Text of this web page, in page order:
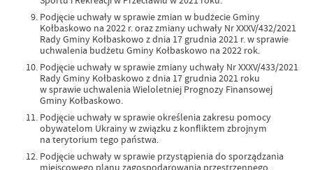
Podjęcie uchwały w sprawie zmian w budżecie Gminy
Kołbaskowo na 2022 r. oraz zmiany uchwały Nr XXXV/432/2021
Rady Gminy Kołbaskowo z dnia 17 grudnia 2021 r. w sprawie
uchwalenia budżetu Gminy Kołbaskowo na 2022 rok.
Podjęcie uchwały w sprawie zmiany uchwały Nr XXXV/433/2021
Rady Gminy Kołbaskowo z dnia 17 grudnia 2021 roku
w sprawie uchwalenia Wieloletniej Prognozy Finansowej
Gminy Kołbaskowo.
Podjęcie uchwały w sprawie określenia zakresu pomocy
obywatelom Ukrainy w związku z konfliktem zbrojnym
na terytorium tego państwa.
Podjęcie uchwały w sprawie przystąpienia do sporządzania
miejscowego planu zagospodarowania przestrzennego.